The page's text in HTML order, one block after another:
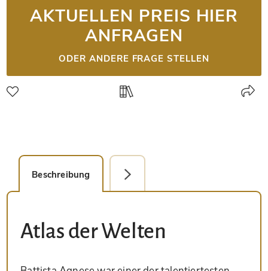
AKTUELLEN PREIS HIER
ANFRAGEN
ODER ANDERE FRAGE STELLEN
Beschreibung Detailbild
Atlas der Welten